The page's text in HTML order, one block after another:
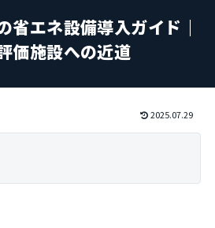
省エネ設備導入ガイド｜
価施設への近道
2025.07.29